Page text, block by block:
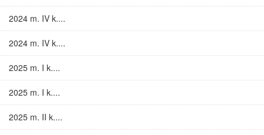
2024 m. IV k....
2024 m. IV k....
2025 m. I k....
2025 m. I k....
2025 m. II k....